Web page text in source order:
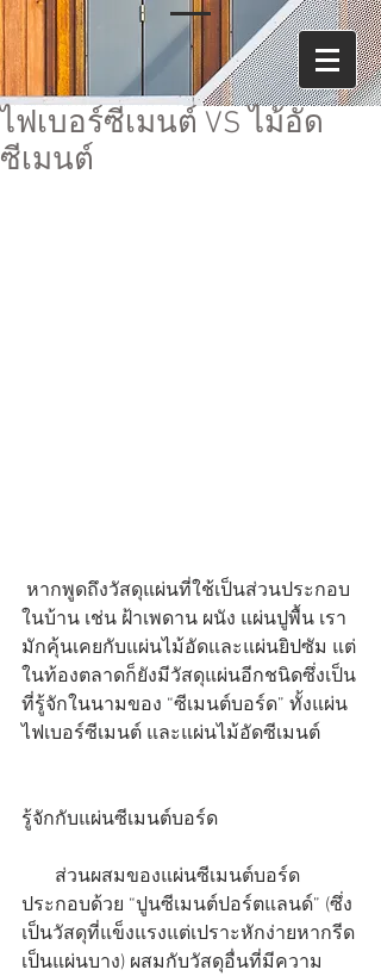
ไฟเบอร์ซีเมนต์ VS ไม้อัด
ซีเมนต์
ในบ้าน เช่น ฝ้าเพดาน ผนัง แผ่นปูพื้น เรา
มักคุ้นเคยกับแผ่นไม้อัดและแผ่นยิปซัม แต่
ในท้องตลาดก็ยังมีวัสดุแผ่นอีกชนิดซึ่งเป็น
ที่รู้จักในนามของ “ซีเมนต์บอร์ด” ทั้งแผ่น
ไฟเบอร์ซีเมนต์ และแผ่นไม้อัดซีเมนต์
รู้จักกับแผ่นซีเมนต์บอร์ด
ประกอบด้วย “ปูนซีเมนต์ปอร์ตแลนด์” (ซึ่ง
เป็นวัสดุที่แข็งแรงแต่เปราะหักง่ายหากรีด
เป็นแผ่นบาง) ผสมกับวัสดุอื่นที่มีความ